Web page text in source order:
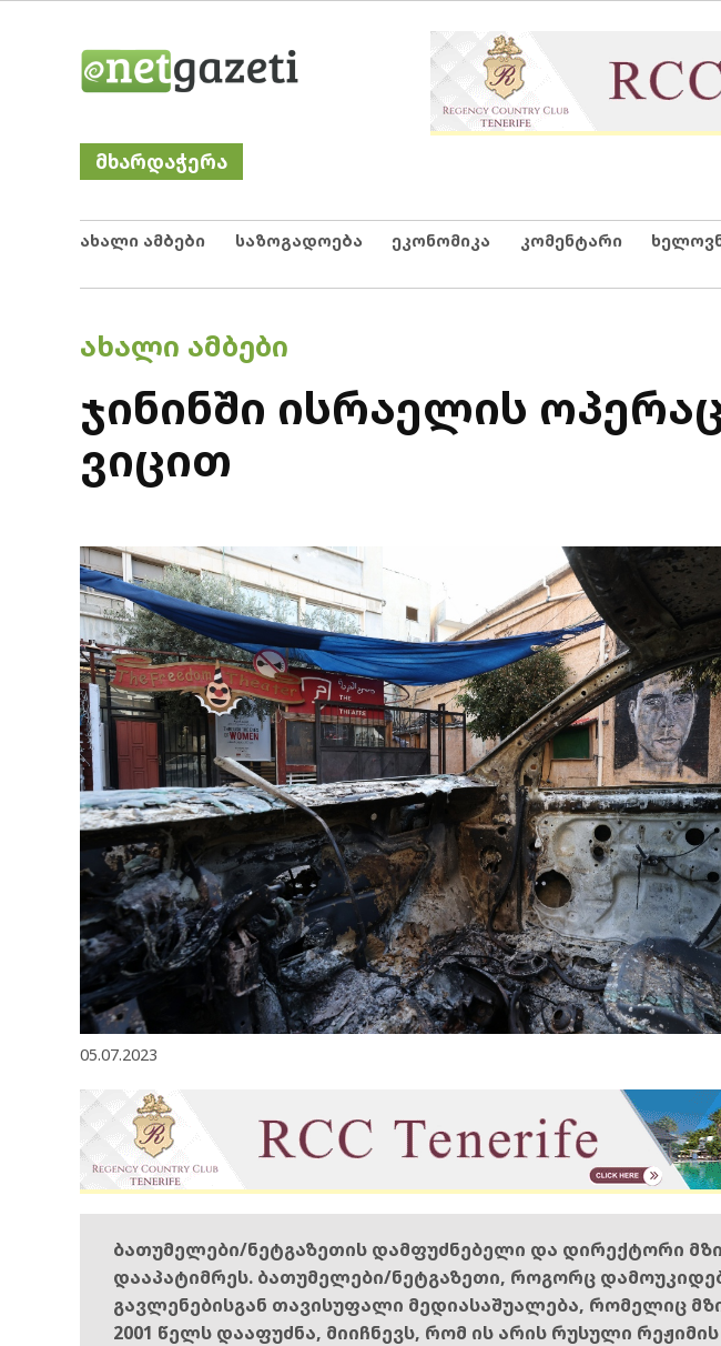
Netgazeti
მხარდაჭერა
ახალი ამბები საზოგადოება ეკონომიკა კომენტარი
POSTED
ᲐᲮᲐᲚᲘ ᲐᲛᲑᲔᲑᲘ
ჯინინში ისრაელის
ვიცით
05.07.2023
ბათუმელები/ნეტგაზეთის დამფუძნებელი და დირექტორი
დააპატიმრეს. ბათუმელები/ნეტგაზეთი, როგორც
გავლენებისგან თავისუფალი მედიასაშუალება, რომელიც
2001 წელს დააფუძნა, მიიჩნევს, რომ ის არის რუსული